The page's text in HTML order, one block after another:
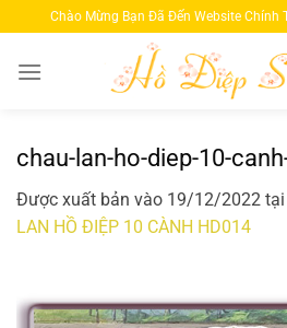
qua
nội
Chào Mừng Bạn Đã Đến Website Chính
chau-lan-ho-diep-10-
Được xuất bản vào 19/12/2022 tại
LAN HỒ ĐIỆP 10 CÀNH HD014